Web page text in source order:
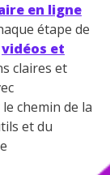
en ligne
étape de
vidéos et
claires et
chemin de la
et du